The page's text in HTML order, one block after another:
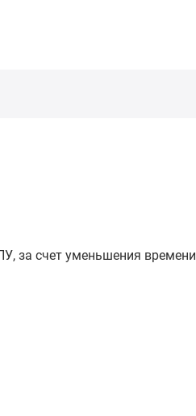
за счет уменьшения времени